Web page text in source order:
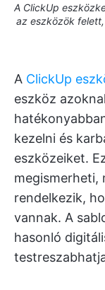
A ClickUp
az eszközök
A ClickUp
eszköz
kezelni és
eszközeiket.
megismerheti,
rendelkezik,
vannak. A
hasonló